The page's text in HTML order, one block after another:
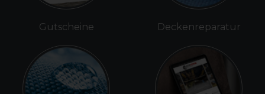
Gutscheine Deckenreparatur